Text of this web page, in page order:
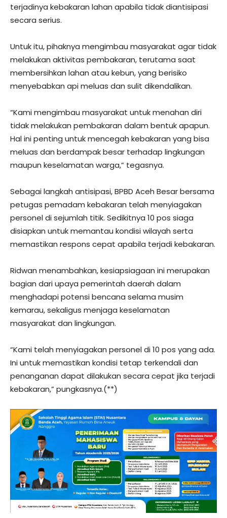
terjadinya kebakaran lahan apabila tidak diantisipasi
secara serius.
Untuk itu, pihaknya mengimbau masyarakat agar tidak
melakukan aktivitas pembakaran, terutama saat
membersihkan lahan atau kebun, yang berisiko
menyebabkan api meluas dan sulit dikendalikan.
“Kami mengimbau masyarakat untuk menahan diri
tidak melakukan pembakaran dalam bentuk apapun.
Hal ini penting untuk mencegah kebakaran yang bisa
meluas dan berdampak besar terhadap lingkungan
maupun keselamatan warga,” tegasnya.
Sebagai langkah antisipasi, BPBD Aceh Besar bersama
petugas pemadam kebakaran telah menyiagakan
personel di sejumlah titik. Sedikitnya 10 pos siaga
disiapkan untuk memantau kondisi wilayah serta
memastikan respons cepat apabila terjadi kebakaran.
Ridwan menambahkan, kesiapsiagaan ini merupakan
bagian dari upaya pemerintah daerah dalam
menghadapi potensi bencana selama musim
kemarau, sekaligus menjaga keselamatan
masyarakat dan lingkungan.
“Kami telah menyiagakan personel di 10 pos yang ada.
Ini untuk memastikan kondisi tetap terkendali dan
penanganan dapat dilakukan secara cepat jika terjadi
kebakaran,” pungkasnya.(**)